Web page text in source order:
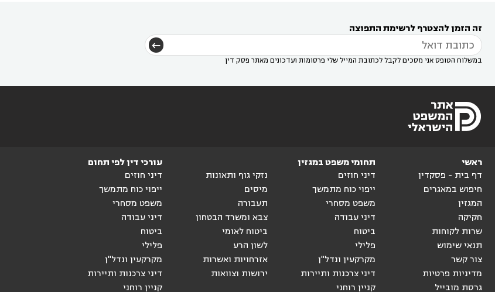
דין בשוהם 
זה הזמן להצטרף לרשימת התפוצה
במשלוח הטופס אני מסכים לקבל לכתובת המייל שלי פרסומות ועדכונים מאתר פסק דין
ראשי
דף בית - פסקדין
חיפוש במאגרים
המגזין
חקיקה
שרות לקוחות
תנאי שימוש
צור קשר
מדיניות פרטיות
גרסת מובייל
תחומי משפט במגזין
דיני חוזים
ייפוי כוח מתמשך
משפט מסחרי
דיני עבודה
ביטוח
פלילי
מקרקעין ונדל"ן
דיני צרכנות ותיירות
קניין רוחני
נזקי גוף ותאונות
מיסים
תעבורה
צבא ומשרד הבטחון
ביטוח לאומי
לשון הרע
אזרחויות ואשרות
ירושות וצוואות
עורכי דין לפי תחום
דיני חוזים
ייפוי כוח מתמשך
משפט מסחרי
דיני עבודה
ביטוח
פלילי
מקרקעין ונדל"ן
דיני צרכנות ותיירות
קניין רוחני